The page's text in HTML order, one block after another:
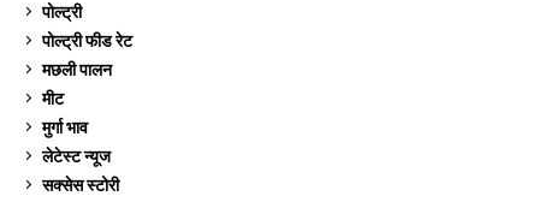
पोल्ट्री
पोल्ट्री फीड रेट
मछली पालन
मीट
मुर्गा भाव
लेटेस्ट न्यूज
सक्सेस स्टो‍री